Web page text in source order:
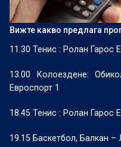
Вижте какво предлага
11.30 Тенис : Ролан Гарос
13.00 Колоездене:
Евроспорт 1
18.45 Тенис : Ролан Гарос
19.15 Баскетбол, Балкан